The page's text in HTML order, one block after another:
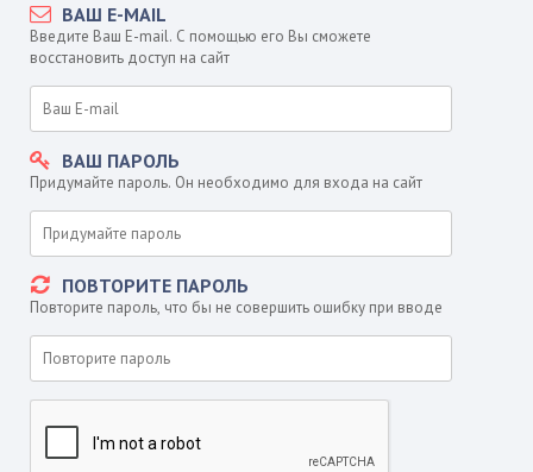
ВАШ E-MAIL
Введите Ваш E-mail. С помощью его Вы сможете
восстановить доступ на сайт
ВАШ ПАРОЛЬ
Придумайте пароль. Он необходимо для входа на сайт
ПОВТОРИТЕ ПАРОЛЬ
Повторите пароль, что бы не совершить ошибку при вводе